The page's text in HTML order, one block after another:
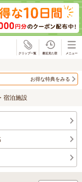
お得な特典をみる
宿泊施設